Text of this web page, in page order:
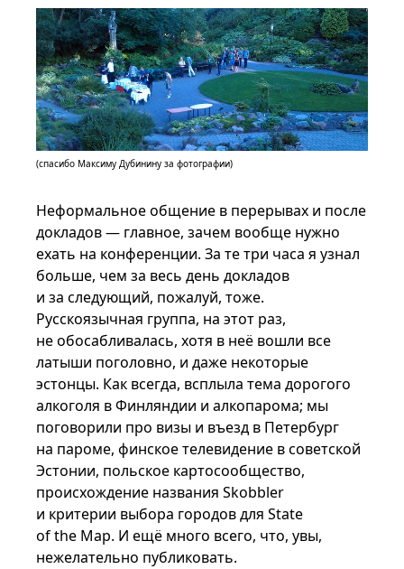
(спасибо Максиму Дубинину за фотографии)
Неформальное общение в перерывах и после
докладов — главное, зачем вообще нужно
ехать на конференции. За те три часа я узнал
больше, чем за весь день докладов
и за следующий, пожалуй, тоже.
Русскоязычная группа, на этот раз,
не обосабливалась, хотя в неё вошли все
латыши поголовно, и даже некоторые
эстонцы. Как всегда, всплыла тема дорогого
алкоголя в Финляндии и алкопарома; мы
поговорили про визы и въезд в Петербург
на пароме, финское телевидение в советской
Эстонии, польское картосообщество,
происхождение названия Skobbler
и критерии выбора городов для State
of the Map. И ещё много всего, что, увы,
нежелательно публиковать.